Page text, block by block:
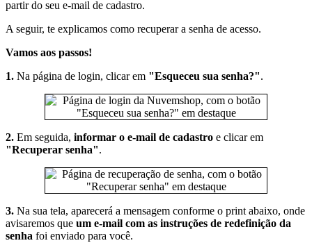
partir do seu e-mail de cadastro.
A seguir, te explicamos como recuperar a senha de acesso.
Vamos aos passos!
1. Na página de login, clicar em "Esqueceu sua senha?".
2. Em seguida, informar o e-mail de cadastro e clicar em
"Recuperar senha".
3. Na sua tela, aparecerá a mensagem conforme o print abaixo, onde
avisaremos que um e-mail com as instruções de redefinição da
senha foi enviado para você.